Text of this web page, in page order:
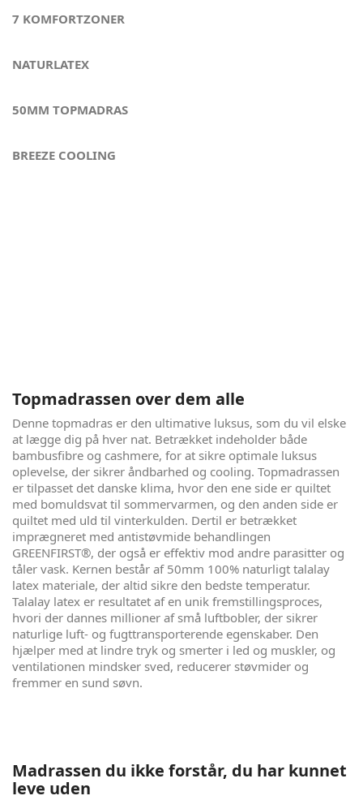
7 KOMFORTZONER
NATURLATEX
50MM TOPMADRAS
BREEZE COOLING
Topmadrassen over dem alle
Denne topmadras er den ultimative luksus, som du vil elske
at lægge dig på hver nat. Betrækket indeholder både
bambusfibre og cashmere, for at sikre optimale luksus
oplevelse, der sikrer åndbarhed og cooling. Topmadrassen
er tilpasset det danske klima, hvor den ene side er quiltet
med bomuldsvat til sommervarmen, og den anden side er
quiltet med uld til vinterkulden. Dertil er betrækket
imprægneret med antistøvmide behandlingen
GREENFIRST®, der også er effektiv mod andre parasitter og
tåler vask. Kernen består af 50mm 100% naturligt talalay
latex materiale, der altid sikre den bedste temperatur.
Talalay latex er resultatet af en unik fremstillingsproces,
hvori der dannes millioner af små luftbobler, der sikrer
naturlige luft- og fugttransporterende egenskaber. Den
hjælper med at lindre tryk og smerter i led og muskler, og
ventilationen mindsker sved, reducerer støvmider og
fremmer en sund søvn.
Madrassen du ikke forstår, du har kunnet
leve uden